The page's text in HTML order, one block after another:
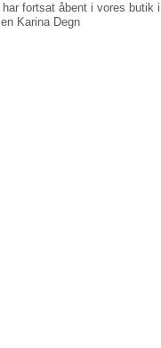
fortsat åbent i vores butik i
Karina Degn